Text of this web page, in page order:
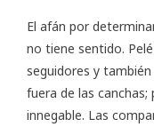
El afán por
no tiene sentido.
seguidores y
fuera de las
innegable. Las